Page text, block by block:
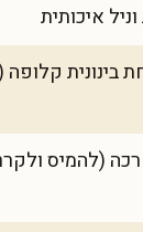
בינונית
רכה (להמיס